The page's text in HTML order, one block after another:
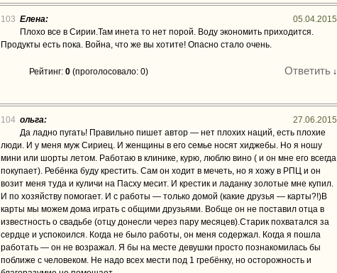
103 Елена:
05.04.2015
Плохо все в Сирии.Там инета то нет порой. Воду экономить приходится.
Продукты есть пока. Война, что же вы хотите! Опасно стало очень.
Рейтинг: 0 (проголосовало: 0) Ответить ↓
104 ольга:
27.06.2015
Да ладно пугать! Правильно пишет автор — нет плохих наций, есть плохие
люди. И у меня муж Сириец. И женщины в его семье носят хиджебы. Но я ношу
мини или шорты летом. Работаю в клинике, курю, люблю вино ( и он мне его всегда
покупает). Ребёнка буду крестить. Сам он ходит в мечеть, но я хожу в РПЦ и он
возит меня туда и куличи на Пасху месит. И крестик и ладанку золотые мне купил.
И по хозяйству помогает. И с работы — только домой (какие друзья — карты?!)В
карты мы можем дома играть с общими друзьями. Вобще он не поставил отца в
известность о свадьбе (отцу донесли через пару месяцев).Старик похватался за
сердце и успокоился. Когда не было работы, он меня содержал. Когда я пошла
работать — он не возражал. Я бы на месте девушки просто познакомилась бы
поближе с человеком. Не надо всех мести под 1 гребёнку, но осторожность и